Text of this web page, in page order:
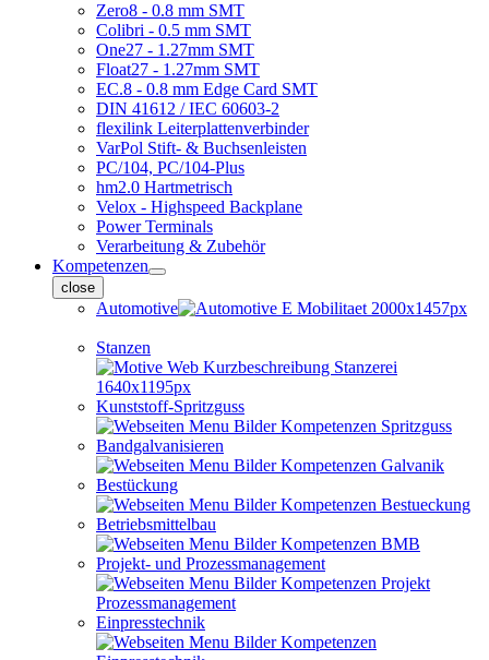
Zero8 - 0.8 mm SMT
Colibri - 0.5 mm SMT
One27 - 1.27mm SMT
Float27 - 1.27mm SMT
EC.8 - 0.8 mm Edge Card SMT
DIN 41612 / IEC 60603-2
flexilink Leiterplattenverbinder
VarPol Stift- & Buchsenleisten
PC/104, PC/104-Plus
hm2.0 Hartmetrisch
Velox - Highspeed Backplane
Power Terminals
Verarbeitung & Zubehör
Kompetenzen
close
Automotive
Stanzen
Kunststoff-Spritzguss
Bandgalvanisieren
Bestückung
Betriebsmittelbau
Projekt- und Prozessmanagement
Einpresstechnik